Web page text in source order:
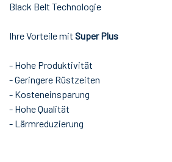
Black Belt Technologie
Ihre Vorteile mit Super Plus
- Hohe Produktivität
- Geringere Rüstzeiten
- Kosteneinsparung
- Hohe Qualität
- Lärmreduzierung